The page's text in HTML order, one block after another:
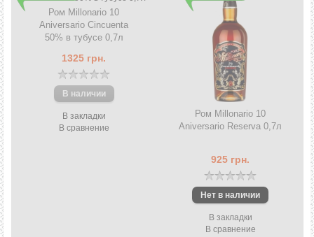
Ром Millonario 10
Aniversario Cincuenta
50% в тубусе 0,7л
1325 грн.
В закладки
В сравнение
Ром Millonario 10
Aniversario Reserva 0,7л
925 грн.
В закладки
В сравнение